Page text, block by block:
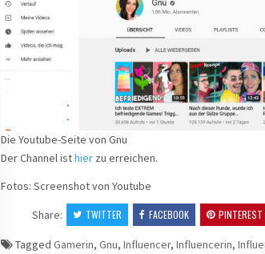
Die Youtube-Seite von Gnu
Der Channel isthierzu erreichen.
Fotos: Screenshot von Youtube
Share:
TWITTER FACEBOOK PINTEREST
Tagged Gamerin, Gnu, Influencer, Influencerin,